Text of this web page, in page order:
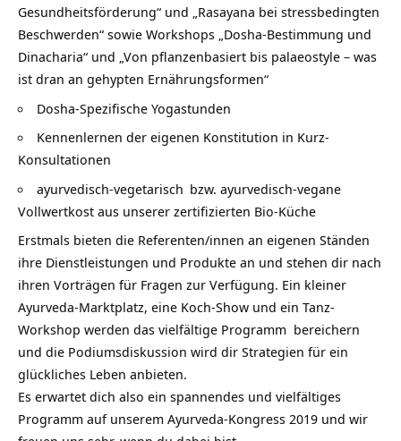
Gesundheitsförderung“ und „Rasayana bei stressbedingten
Beschwerden“ sowie Workshops „Dosha-Bestimmung und
Dinacharia“ und „Von pflanzenbasiert bis palaeostyle – was
ist dran an gehypten Ernährungsformen“
Dosha-Spezifische Yogastunden
Kennenlernen der eigenen Konstitution in Kurz-
Konsultationen
ayurvedisch-vegetarisch bzw. ayurvedisch-vegane
Vollwertkost aus unserer zertifizierten Bio-Küche
Erstmals bieten die Referenten/innen an eigenen Ständen
ihre Dienstleistungen und Produkte an und stehen dir nach
ihren Vorträgen für Fragen zur Verfügung. Ein kleiner
Ayurveda-Marktplatz, eine Koch-Show und ein Tanz-
Workshop werden das vielfältige Programm bereichern
und die Podiumsdiskussion wird dir Strategien für ein
glückliches Leben anbieten.
Es erwartet dich also ein spannendes und vielfältiges
Programm auf unserem Ayurveda-Kongress 2019 und wir